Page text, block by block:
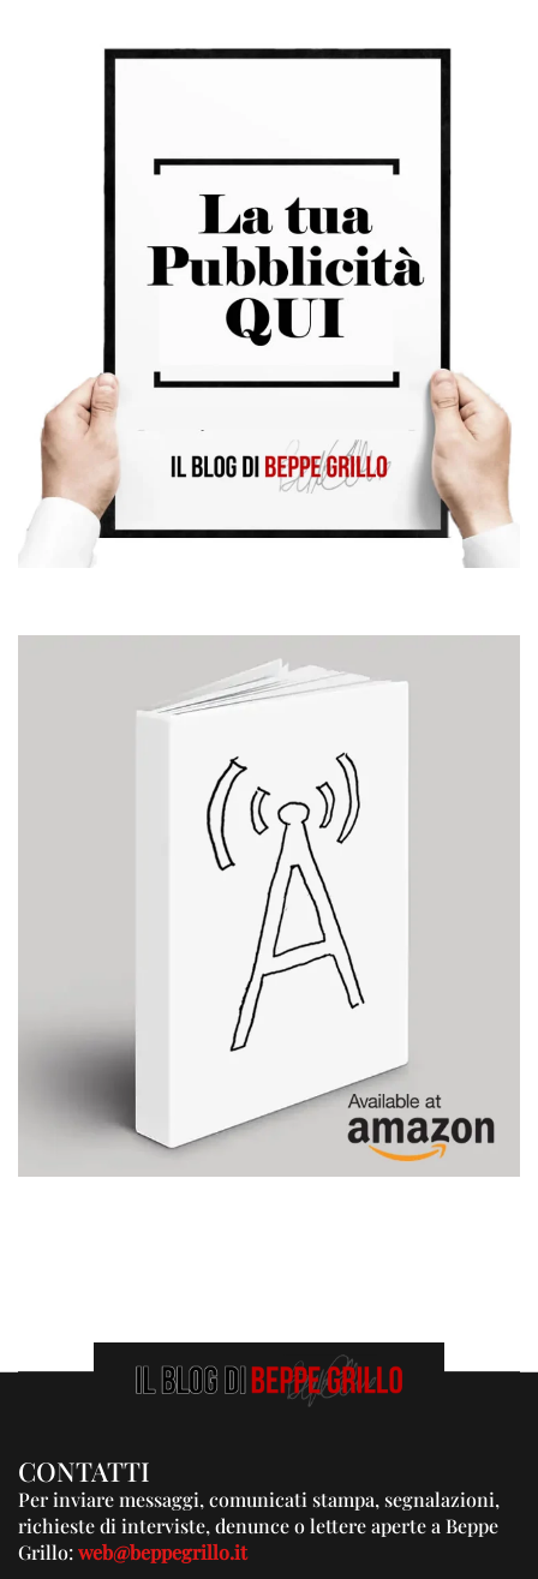
CONTATTI
Per inviare messaggi, comunicati stampa, segnalazioni,
richieste di interviste, denunce o lettere aperte a Beppe
Grillo:web@beppegrillo.it